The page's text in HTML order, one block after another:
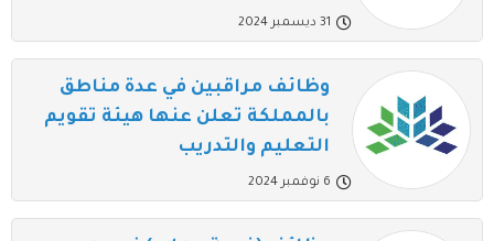
31 ديسمبر 2024
وظائف مراقبين في عدة مناطق
بالمملكة تعلن عنها هيئة تقويم
التعليم والتدريب
6 نوفمبر 2024